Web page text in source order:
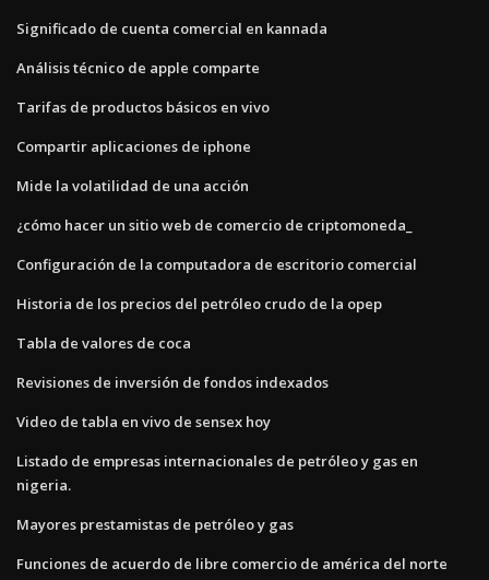
Significado de cuenta comercial en kannada
Análisis técnico de apple comparte
Tarifas de productos básicos en vivo
Compartir aplicaciones de iphone
Mide la volatilidad de una acción
¿cómo hacer un sitio web de comercio de criptomoneda_
Configuración de la computadora de escritorio comercial
Historia de los precios del petróleo crudo de la opep
Tabla de valores de coca
Revisiones de inversión de fondos indexados
Video de tabla en vivo de sensex hoy
Listado de empresas internacionales de petróleo y gas en
nigeria.
Mayores prestamistas de petróleo y gas
Funciones de acuerdo de libre comercio de américa del norte